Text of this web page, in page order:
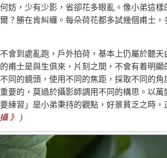
妨，少有少影，省卻花多眼亂。像小弟這
？勝在肯糾纏。每朵荷花都多試幾個甫士
會到處亂跑，戶外拍荷，基本上仍屬於聽
甫士是與生俱來，片刻之間，不會有着明
同的鏡頭，使用不同的焦距，採取不同的
要的，莫過於攝影師調用不同的構思。以
要練習」是小弟秉持的觀點，好景貧乏之時
》 )